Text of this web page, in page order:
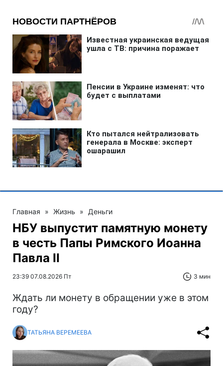
Главная » Жизнь » Деньги
НБУ выпустит памятную монету
в честь Папы Римского Иоанна
Павла II
23:39 07.08.2026 Пт 3 мин
Ждать ли монету в обращении уже в этом
году?
ТАТЬЯНА ВЕРЕМЕЕВА